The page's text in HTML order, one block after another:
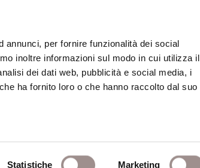
per fornire funzionalità dei social
inoltre informazioni sul modo in cui utilizza il
dei dati web, pubblicità e social media, i
ha fornito loro o che hanno raccolto dal suo
Statistiche Marketing
Centro Studi Religiosi